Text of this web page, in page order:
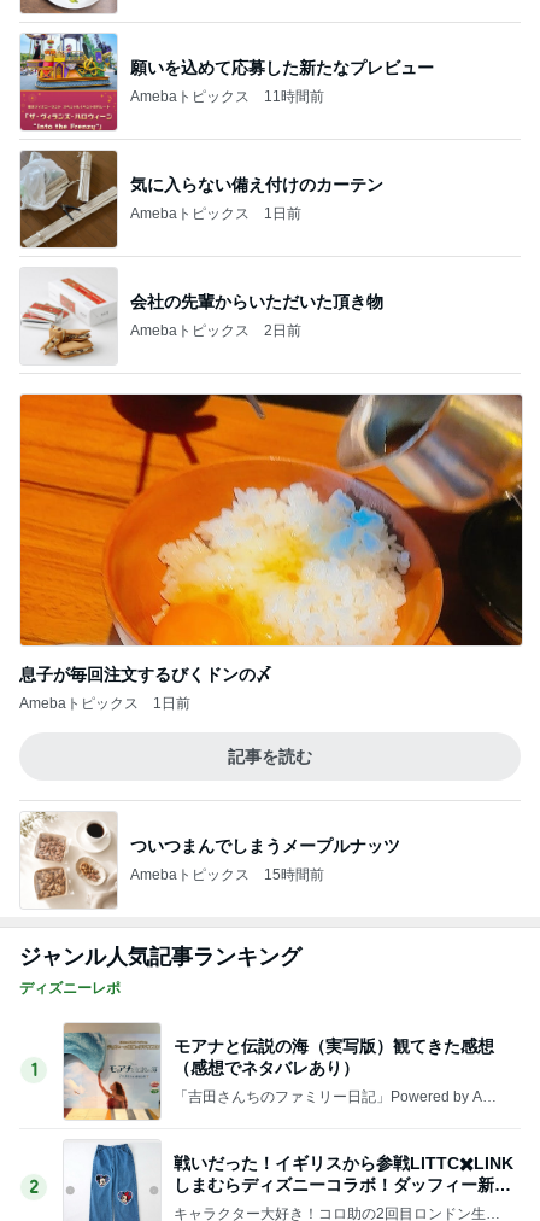
願いを込めて応募した新たなプレビュー
Amebaトピックス 11時間前
気に入らない備え付けのカーテン
Amebaトピックス 1日前
会社の先輩からいただいた頂き物
Amebaトピックス 2日前
息子が毎回注文するびくドンの〆
Amebaトピックス 1日前
記事を読む
ついつまんでしまうメープルナッツ
Amebaトピックス 15時間前
ジャンル人気記事ランキング
ディズニーレポ
1
モアナと伝説の海（実写版）観てきた感想
（感想でネタバレあり）
「吉田さんちのファミリー日記」Powered by Ame
2
戦いだった！イギリスから参戦LITTC✖️LINK
しまむらディズニーコラボ！ダッフィー新商
品の話
キャラクター大好き！コロ助の2回目ロンドン生活